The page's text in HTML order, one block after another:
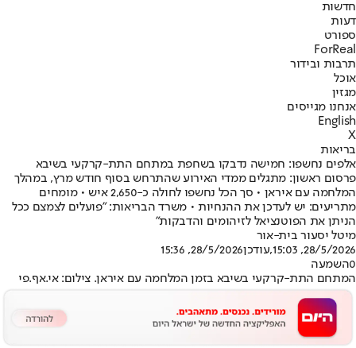
חדשות
דעות
ספורט
ForReal
תרבות ובידור
אוכל
מגזין
אנחנו מגייסים
English
X
בריאות
אלפים נחשפו: חמישה נדבקו בשחפת במתחם התת-קרקעי בשיבא
פרסום ראשון: מתגלים ממדי האירוע שהתרחש בסוף חודש מרץ, במהלך
המלחמה עם איראן • סך הכל נחשפו לחולה כ-2,650 איש • מומחים
מתריעים: יש לעדכן את ההנחיות • משרד הבריאות: "פועלים לצמצם ככל
הניתן את הפוטנציאל לזיהומים והדבקות"
מיטל יסעור בית-אור
28/5/2026, 15:03
,עודכן28/5/2026, 15:36
0השמעה
המתחם התת-קרקעי בשיבא בזמן המלחמה עם איראן. צילום: אי.אף.פי